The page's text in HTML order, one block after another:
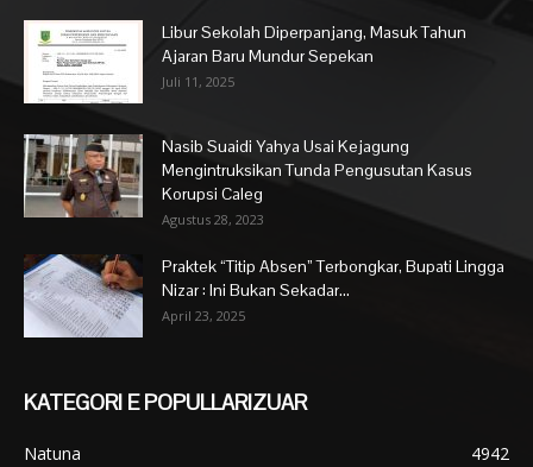
Libur Sekolah Diperpanjang, Masuk Tahun
Ajaran Baru Mundur Sepekan
Juli 11, 2025
Nasib Suaidi Yahya Usai Kejagung
Mengintruksikan Tunda Pengusutan Kasus
Korupsi Caleg
Agustus 28, 2023
Praktek “Titip Absen” Terbongkar, Bupati Lingga
Nizar : Ini Bukan Sekadar...
April 23, 2025
KATEGORI E POPULLARIZUAR
Natuna
4942